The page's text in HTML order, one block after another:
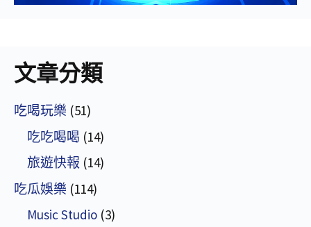
文章分類
吃喝玩樂 (51)
吃吃喝喝 (14)
旅遊快報 (14)
吃瓜娛樂 (114)
Music Studio (3)